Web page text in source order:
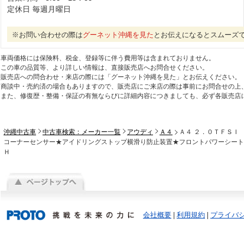
定休日 毎週月曜日
※お問い合わせの際はグーネット沖縄を見た とお伝えになるとスムーズ
車両価格には保険料、税金、登録等に伴う費用等は含まれておりません。
この車の品質等、より詳しい情報は、直接販売店へお問合せください。
販売店への問合わせ・来店の際には「グーネット沖縄を見た」とお伝えください。
商談中・売約済の場合もありますので、販売店にご来店の際は事前にお問合せの上
また、修復歴・整備・保証の有無ならびに詳細内容につきましても、必ず各販売店
沖縄中古車 中古車検索：メーカー一覧 アウディ Ａ４
Ａ４ ２．０ＴＦＳ
コーナーセンサー★アイドリングストップ横滑り防止装置★フロントパワーシー
Ｈ
会社概要 利用規約 プライバ